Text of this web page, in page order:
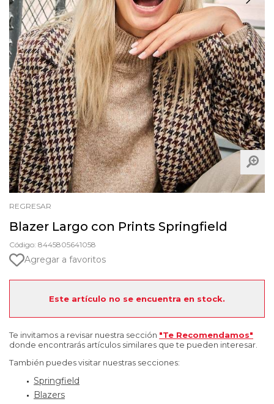
REGRESAR
Blazer Largo con Prints Springfield
Código: 8445805641058
Agregar a favoritos
Este artículo no se encuentra en stock.
Te invitamos a revisar nuestra sección "Te Recomendamos"
donde encontrarás artículos similares que te pueden interesar.
También puedes visitar nuestras secciones:
Springfield
Blazers